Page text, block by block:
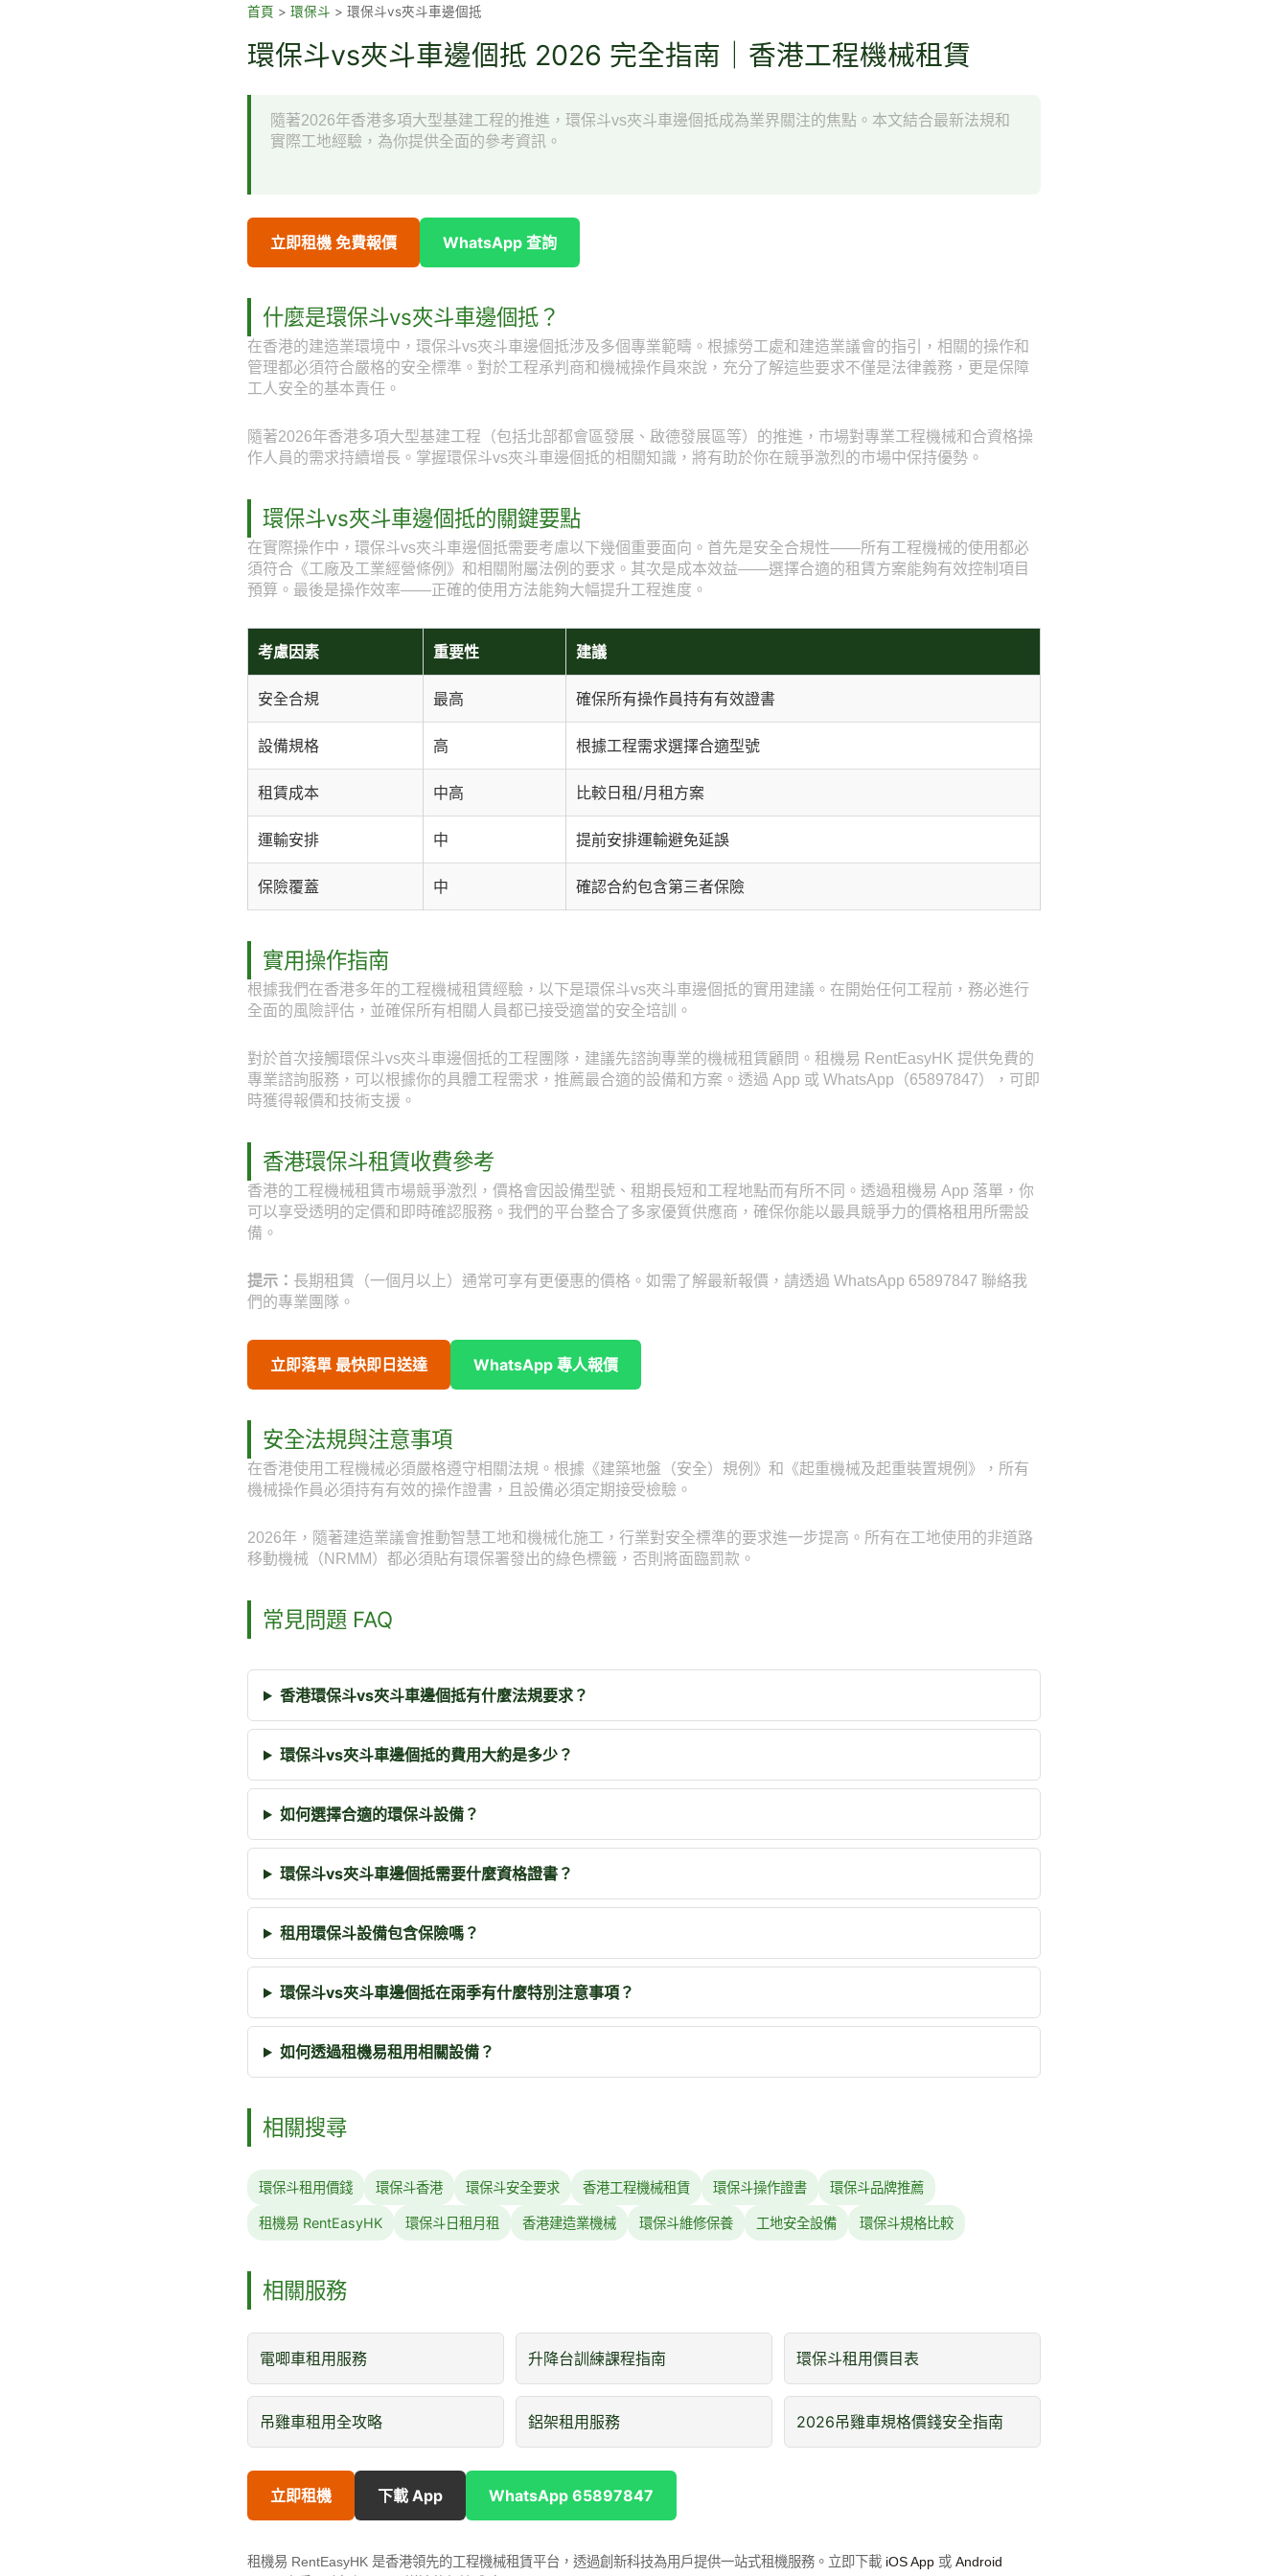
首頁 > 環保斗 > 環保斗vs夾斗車邊個抵
環保斗vs夾斗車邊個抵 2026 完全指南｜香港工程機械租賃
隨著2026年香港多項大型基建工程的推進，環保斗vs夾斗車邊個抵成為業界關注的焦點。本文結合最新法規和
實際工地經驗，為你提供全面的參考資訊。
立即租機 免費報價 WhatsApp 查詢
什麼是環保斗vs夾斗車邊個抵？
在香港的建造業環境中，環保斗vs夾斗車邊個抵涉及多個專業範疇。根據勞工處和建造業議會的指引，相關的操作和
管理都必須符合嚴格的安全標準。對於工程承判商和機械操作員來說，充分了解這些要求不僅是法律義務，更是保障
工人安全的基本責任。
隨著2026年香港多項大型基建工程（包括北部都會區發展、啟德發展區等）的推進，市場對專業工程機械和合資格操
作人員的需求持續增長。掌握環保斗vs夾斗車邊個抵的相關知識，將有助於你在競爭激烈的市場中保持優勢。
環保斗vs夾斗車邊個抵的關鍵要點
在實際操作中，環保斗vs夾斗車邊個抵需要考慮以下幾個重要面向。首先是安全合規性——所有工程機械的使用都必
須符合《工廠及工業經營條例》和相關附屬法例的要求。其次是成本效益——選擇合適的租賃方案能夠有效控制項目
預算。最後是操作效率——正確的使用方法能夠大幅提升工程進度。
考慮因素 重要性 建議
安全合規 最高 確保所有操作員持有有效證書
設備規格 高 根據工程需求選擇合適型號
租賃成本 中高 比較日租/月租方案
運輸安排 中 提前安排運輸避免延誤
保險覆蓋 中 確認合約包含第三者保險
實用操作指南
根據我們在香港多年的工程機械租賃經驗，以下是環保斗vs夾斗車邊個抵的實用建議。在開始任何工程前，務必進行
全面的風險評估，並確保所有相關人員都已接受適當的安全培訓。
對於首次接觸環保斗vs夾斗車邊個抵的工程團隊，建議先諮詢專業的機械租賃顧問。租機易 RentEasyHK 提供免費的
專業諮詢服務，可以根據你的具體工程需求，推薦最合適的設備和方案。透過 App 或 WhatsApp（65897847），可即
時獲得報價和技術支援。
香港環保斗租賃收費參考
香港的工程機械租賃市場競爭激烈，價格會因設備型號、租期長短和工程地點而有所不同。透過租機易 App 落單，你
可以享受透明的定價和即時確認服務。我們的平台整合了多家優質供應商，確保你能以最具競爭力的價格租用所需設
備。
提示： 長期租賃（一個月以上）通常可享有更優惠的價格。如需了解最新報價，請透過 WhatsApp 65897847 聯絡我
們的專業團隊。
立即落單 最快即日送達 WhatsApp 專人報價
安全法規與注意事項
在香港使用工程機械必須嚴格遵守相關法規。根據《建築地盤（安全）規例》和《起重機械及起重裝置規例》，所有
機械操作員必須持有有效的操作證書，且設備必須定期接受檢驗。
2026年，隨著建造業議會推動智慧工地和機械化施工，行業對安全標準的要求進一步提高。所有在工地使用的非道路
移動機械（NRMM）都必須貼有環保署發出的綠色標籤，否則將面臨罰款。
常見問題 FAQ
香港環保斗vs夾斗車邊個抵有什麼法規要求？
環保斗vs夾斗車邊個抵的費用大約是多少？
如何選擇合適的環保斗設備？
環保斗vs夾斗車邊個抵需要什麼資格證書？
租用環保斗設備包含保險嗎？
環保斗vs夾斗車邊個抵在雨季有什麼特別注意事項？
如何透過租機易租用相關設備？
相關搜尋
環保斗租用價錢 環保斗香港 環保斗安全要求 香港工程機械租賃 環保斗操作證書 環保斗品牌推薦
租機易 RentEasyHK 環保斗日租月租 香港建造業機械 環保斗維修保養 工地安全設備 環保斗規格比較
相關服務
電唧車租用服務 升降台訓練課程指南 環保斗租用價目表
吊雞車租用全攻略 鋁架租用服務 2026吊雞車規格價錢安全指南
立即租機 下載 App WhatsApp 65897847
租機易 RentEasyHK 是香港領先的工程機械租賃平台，透過創新科技為用戶提供一站式租機服務。立即下載 iOS App 或 Android